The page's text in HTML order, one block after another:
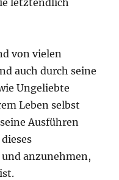
von vielen
auch durch seine
Ungeliebte
Leben selbst
Ausführen
anzunehmen,